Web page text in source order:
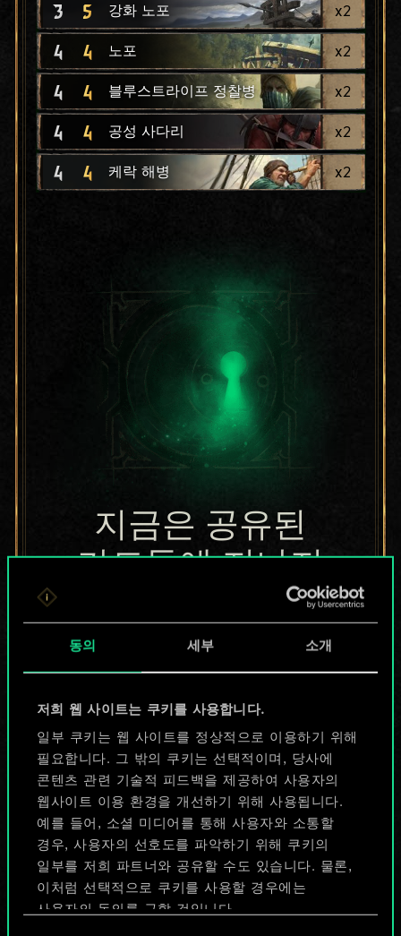
동의 세부 소개
저희 웹 사이트는 쿠키를 사용합니다.
일부 쿠키는 웹 사이트를 정상적으로 이용하기 위해
필요합니다. 그 밖의 쿠키는 선택적이며, 당사에
콘텐츠 관련 기술적 피드백을 제공하여 사용자의
웹사이트 이용 환경을 개선하기 위해 사용됩니다.
예를 들어, 소셜 미디어를 통해 사용자와 소통할
경우, 사용자의 선호도를 파악하기 위해 쿠키의
일부를 저희 파트너와 공유할 수도 있습니다. 물론,
이처럼 선택적으로 쿠키를 사용할 경우에는
사용자의 동의를 구할 것입니다.
3 5 강화 노포 x2
4 4 노포 x2
4 4 블루스트라이프 정찰병 x2
4 4 공성 사다리 x2
4 4 케락 해병 x2
지금은 공유된
카드들에 지나지
무궁무진한
가능성을 가지고
있습니다!
덱 이름 짓기 & 가이드 작성하기
덱 편집
또는